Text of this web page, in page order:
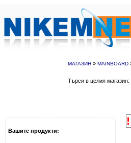
МАГАЗИН » MAINBOARD
Търси в целия магазин:
Вашите продукти:
!